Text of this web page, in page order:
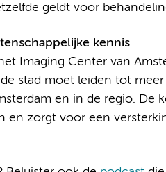
geldt voor
kennis
Imaging Center van
stad moet leiden tot
en in de regio. De
en zorgt voor een